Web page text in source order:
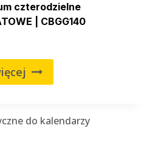
czterodzielne
| CBGG140
do kalendarzy